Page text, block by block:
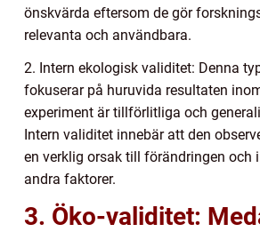
önskvärda eftersom de gör
relevanta och användbara.
2. Intern ekologisk validitet: Denna
fokuserar på huruvida resultaten
experiment är tillförlitliga och
Intern validitet innebär att den
en verklig orsak till förändringen och
andra faktorer.
3. Öko-validitet: